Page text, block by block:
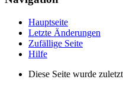
Hauptseite
Letzte Änderungen
Zufällige Seite
Hilfe
Diese Seite wurde